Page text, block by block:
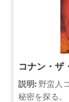
コナン・ザ
説明: 野蛮人
秘密を探る。